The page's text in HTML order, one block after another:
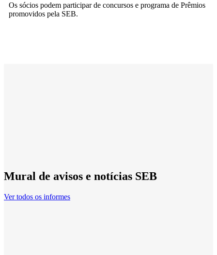
Os sócios podem participar de concursos e programa de Prêmios
promovidos pela SEB.
Mural de avisos e notícias SEB
Ver todos os informes